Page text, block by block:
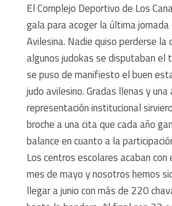
El Complejo Deportivo de Los
gala para acoger la última jornada
Avilesina. Nadie quiso perderse la
algunos judokas se disputaban el
se puso de manifiesto el buen
judo avilesino. Gradas llenas y una
representación institucional
broche a una cita que cada año
balance en cuanto a la
Los centros escolares acaban
mes de mayo y nosotros hemos
llegar a junio con más de 220